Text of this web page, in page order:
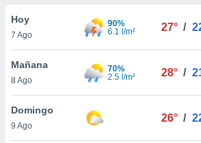
en
y
Hoy
7 Ago
90%
6.1 l/m²
27° /
Mañana
8 Ago
70%
2.5 l/m²
28° /
Domingo
9 Ago
26° /